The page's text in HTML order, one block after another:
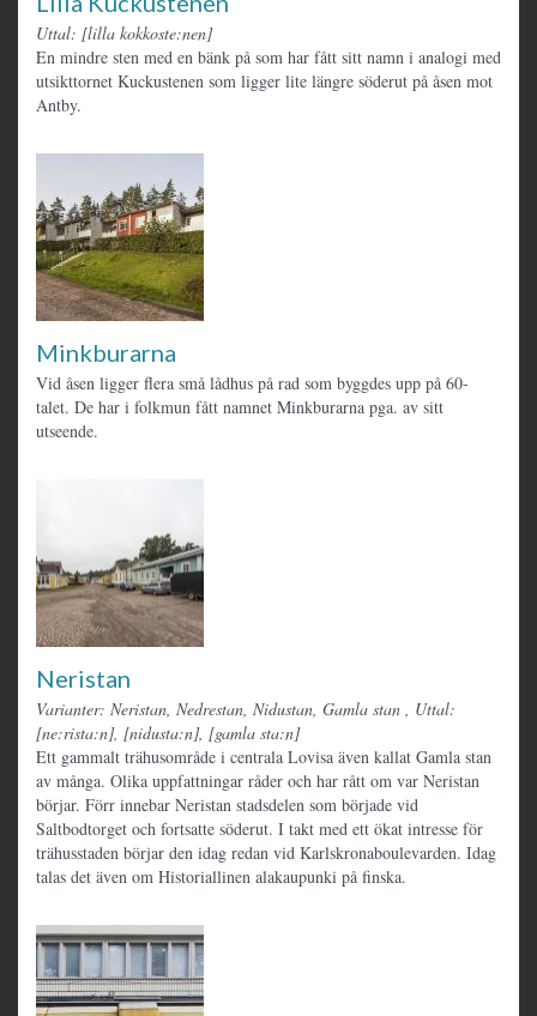
Uttal: [lilla kokkoste:nen]
En mindre sten med en bänk på som har fått sitt namn i analogi med
utsikttornet Kuckustenen som ligger lite längre söderut på åsen mot
Antby.
Minkburarna
Vid åsen ligger flera små lådhus på rad som byggdes upp på 60-
talet. De har i folkmun fått namnet Minkburarna pga. av sitt
utseende.
Neristan
Varianter: Neristan, Nedrestan, Nidustan, Gamla stan , Uttal:
[ne:rista:n], [nidusta:n], [gamla sta:n]
Ett gammalt trähusområde i centrala Lovisa även kallat Gamla stan
av många. Olika uppfattningar råder och har rått om var Neristan
börjar. Förr innebar Neristan stadsdelen som började vid
Saltbodtorget och fortsatte söderut. I takt med ett ökat intresse för
trähusstaden börjar den idag redan vid Karlskronaboulevarden. Idag
talas det även om Historiallinen alakaupunki på finska.